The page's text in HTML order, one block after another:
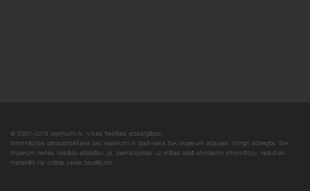
© 2007–2018 Iepirkumi.lv. Visas tiesības aizsargātas.
Informācijas pārpublicēšana bez iepirkumi.lv īpašnieka SIA Imperum atļaujas, stingri aizliegta. SIA
Imperum nenes nekādu atbildību, ja, pamatojoties uz mājas lapā atrodamo informāciju, radušies
materiāli vai citāda veida zaudējumi.